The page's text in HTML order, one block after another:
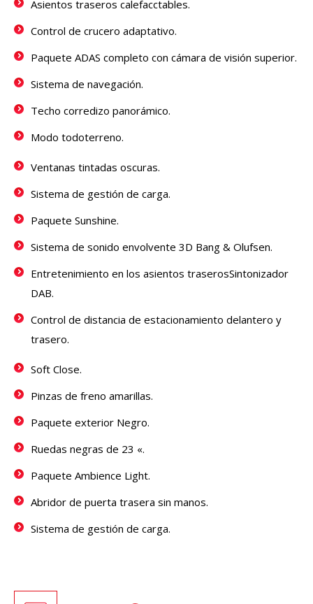
Asientos traseros calefacctables.
Control de crucero adaptativo.
Paquete ADAS completo con cámara de visión superior.
Sistema de navegación.
Techo corredizo panorámico.
Modo todoterreno.
Ventanas tintadas oscuras.
Sistema de gestión de carga.
Paquete Sunshine.
Sistema de sonido envolvente 3D Bang & Olufsen.
Entretenimiento en los asientos traserosSintonizador
DAB.
Control de distancia de estacionamiento delantero y
trasero.
Soft Close.
Pinzas de freno amarillas.
Paquete exterior Negro.
Ruedas negras de 23 «.
Paquete Ambience Light.
Abridor de puerta trasera sin manos.
Sistema de gestión de carga.